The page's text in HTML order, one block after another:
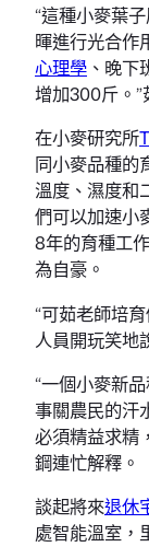
“這種小麥葉
暉進行光合作
心理學 、晚
增加300斤。”
在小麥研究所
同小麥品種的
溫度、濕度和
們可以加速小
8年的育種工
為自豪。
“可茹老師培
人員開玩笑地
“一個小麥新
事關農民的汗
必須精益求精
鋼連忙解釋。
談起將來退休
處智能溫室，